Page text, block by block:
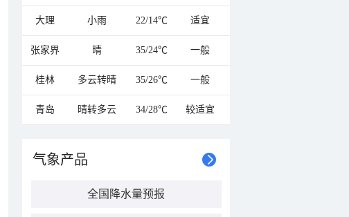
大理 小雨 22/14℃ 适宜
张家界 晴 35/24℃ 一般
桂林 多云转晴 35/26℃ 一般
青岛 晴转多云 34/28℃ 较适宜
气象产品
全国降水量预报